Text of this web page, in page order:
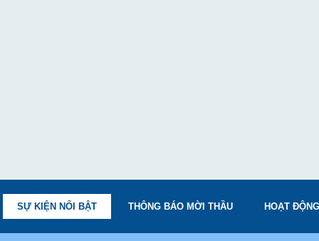
SỰ KIỆN NỔI BẬT THÔNG BÁO MỜI THẦU HOẠT